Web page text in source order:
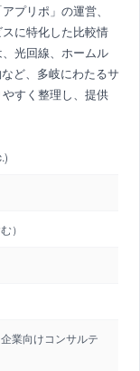
プリポ」の運営、
に特化した比較情
光回線、ホームル
ど、多岐にわたるサ
すく整理し、提供
）
業向けコンサルテ